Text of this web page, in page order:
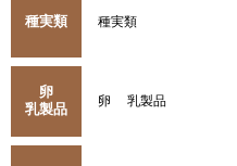
種実類 種実類
卵
乳製品
卵 乳製品